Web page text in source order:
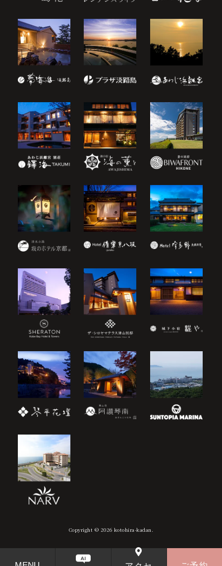
Copyright © 2026 kotohira-kadan.